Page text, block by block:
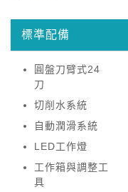
標準配備
圓盤刀臂式24
刀
切削水系統
自動潤滑系統
LED工作燈
工作箱與調整工
具